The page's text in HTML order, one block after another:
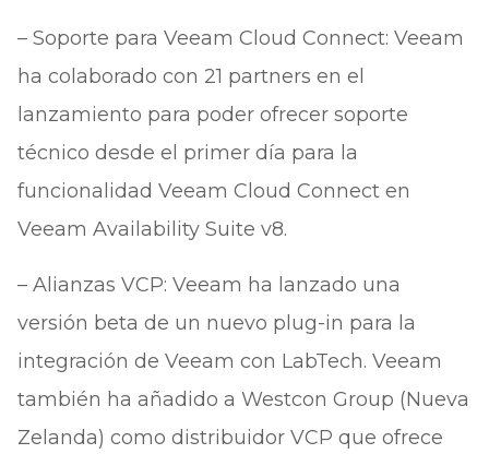
– Soporte para Veeam Cloud Connect: Veeam
ha colaborado con 21 partners en el
lanzamiento para poder ofrecer soporte
técnico desde el primer día para la
funcionalidad Veeam Cloud Connect en
Veeam Availability Suite v8.
– Alianzas VCP: Veeam ha lanzado una
versión beta de un nuevo plug-in para la
integración de Veeam con LabTech. Veeam
también ha añadido a Westcon Group (Nueva
Zelanda) como distribuidor VCP que ofrece